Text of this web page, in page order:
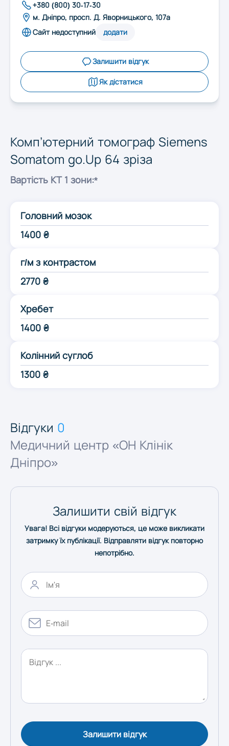
Запоріжжя
Івано-Франківськ
Київ
Кропивницький
Луцьк
Львів
Одеса
Полтава
Рівне
Тернопіль
Харків
Хмельницький
Черкаси
Чернівці
Чернігів
+380 (800) 30-17-30
м. Дніпро, просп. Д. Яворницького, 107а
Сайт недоступний
додати
Залишити відгук
Як дістатися
Комп’ютерний томограф Siemens
Somatom go.Up 64 зріза
Вартість КТ 1 зони:*
Головний мозок
1400 ₴
г/м з контрастом
2770 ₴
Хребет
1400 ₴
Колінний суглоб
1300 ₴
Відгуки 0
Медичний центр «ОН Клінік
Дніпро»
Залишити свій відгук
Увага! Всі відгуки модеруються, це може викликати
затримку їх публікації. Відправляти відгук повторно
непотрібно.
Залишити відгук